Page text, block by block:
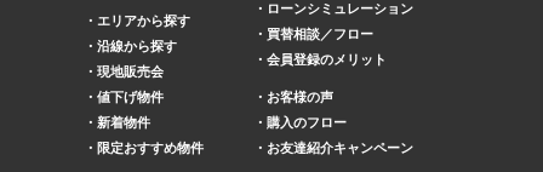
エリアから探す
沿線から探す
現地販売会
値下げ物件
新着物件
限定おすすめ物件
ローンシミュレーション
買替相談／フロー
会員登録のメリット
お客様の声
購入のフロー
お友達紹介キャンペーン